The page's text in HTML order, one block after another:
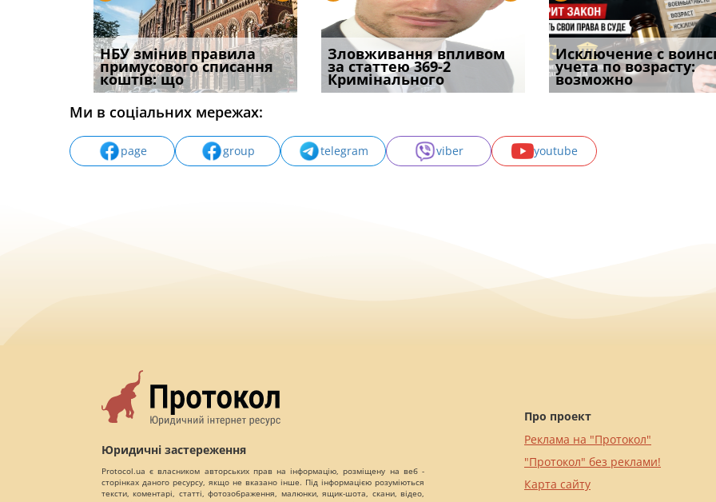
НБУ змінив правила
примусового списання
коштів: що
Якщо суд встановив для
відшкодування шкоди
наявніс
Документи, на яких не
проставляється
апостиль: пер
Водії можуть отримати
компенсацію за
незаконні дії
Зловживання впливом
за статтею 369-2
Кримінального
Переоформлення
відстрочки за іншою
підставою: нов
Особливості захисту у
кримінальному
провадженні: я
Исключение с
учета по возрасту:
возможно
Восьмий ААС
підтвердив, що
може скас
Ми в соціальних мережах:
page group telegram viber youtube
Юридичні застереження
Protocol.ua є власником авторських прав на інформацію, розміщену на веб -
сторінках даного ресурсу, якщо не вказано інше. Під інформацією розуміються
тексти, коментарі, статті, фотозображення, малюнки, ящик-шота, скани, відео,
Про проект
Реклама на "Протокол"
"Протокол" без реклами!
Карта сайту